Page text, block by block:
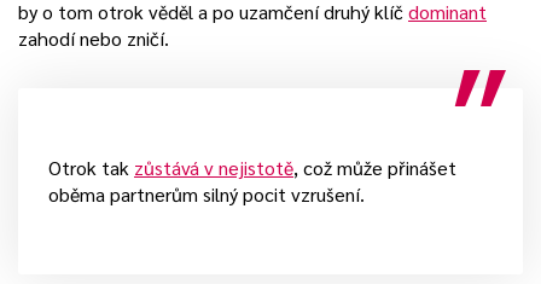
by o tom otrok věděl a po uzamčení druhý klíč dominant
zahodí nebo zničí.
Otrok tak zůstává v nejistotě, což může přinášet
oběma partnerům silný pocit vzrušení.